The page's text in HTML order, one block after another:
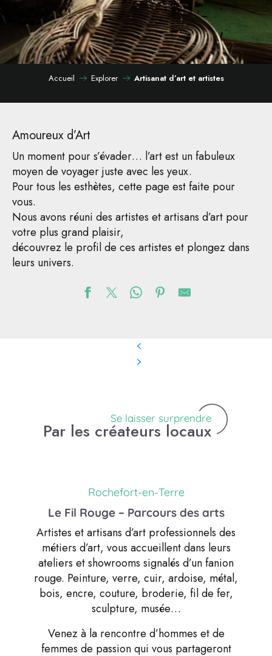
Accueil Explorer Artisanat d’art et artistes
Amoureux d’Art
Un moment pour s’évader… l’art est un fabuleux
moyen de voyager juste avec les yeux.
Pour tous les esthètes, cette page est faite pour
vous.
Nous avons réuni des artistes et artisans d’art pour
votre plus grand plaisir,
découvrez le profil de ces artistes et plongez dans
leurs univers.
Se laisser surprendre
Par les créateurs locaux
Rochefort-en-Terre
Le Fil Rouge – Parcours des arts
Artistes et artisans d’art professionnels des
métiers d’art, vous accueillent dans leurs
ateliers et showrooms signalés d’un fanion
rouge. Peinture, verre, cuir, ardoise, métal,
bois, encre, couture, broderie, fil de fer,
sculpture, musée…
Venez à la rencontre d’hommes et de
femmes de passion qui vous partageront